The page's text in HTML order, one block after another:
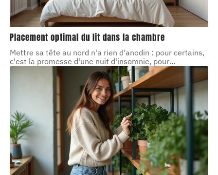
Placement optimal du lit dans la chambre
Mettre sa tête au nord n'a rien d'anodin : pour certains,
c'est la promesse d'une nuit d'insomnie, pour…